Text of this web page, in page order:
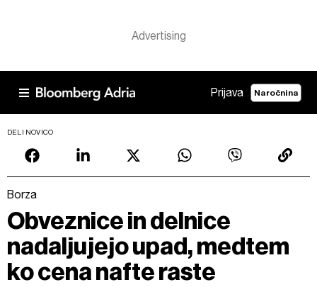
Prijava Naročnina
DELI NOVICO
Borza
Obveznice in delnice
nadaljujejo upad, medtem
ko cena nafte raste